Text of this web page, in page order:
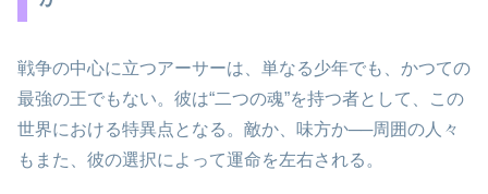
戦争の中心に立つアーサーは、単なる少年でも、かつての
最強の王でもない。彼は“二つの魂”を持つ者として、この
世界における特異点となる。敵か、味方か──周囲の人々
もまた、彼の選択によって運命を左右される。